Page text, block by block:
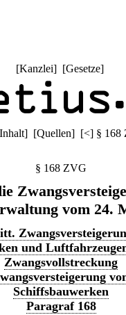
[Kanzlei] [Gesetze]
] [Quellen] [<] § 168
§ 168 ZVG
vom 24.
und
Zwangsvollstreckung
Schiffsbauwerken
Paragraf 168